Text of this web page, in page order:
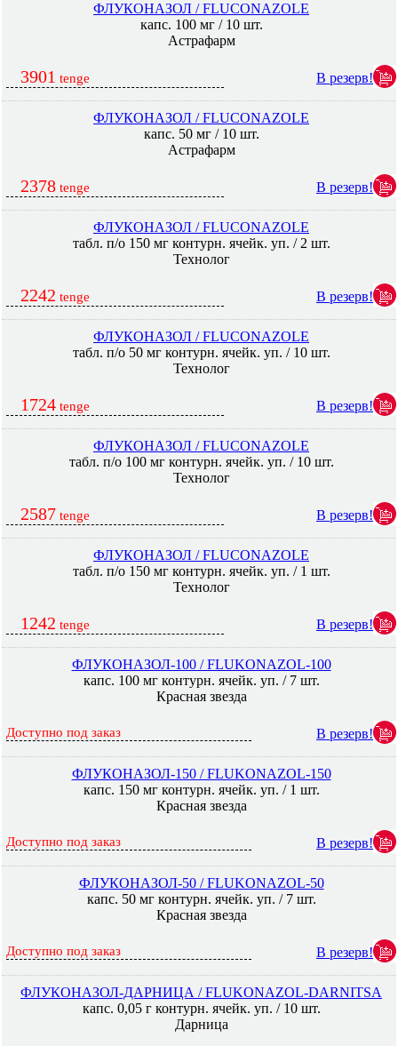
ФЛУКОНАЗОЛ / FLUCONAZOLE
капс. 100 мг / 10 шт.
Астрафарм
3901 tenge В резерв!
ФЛУКОНАЗОЛ / FLUCONAZOLE
капс. 50 мг / 10 шт.
Астрафарм
2378 tenge В резерв!
ФЛУКОНАЗОЛ / FLUCONAZOLE
табл. п/о 150 мг контурн. ячейк. уп. / 2 шт.
Технолог
2242 tenge В резерв!
ФЛУКОНАЗОЛ / FLUCONAZOLE
табл. п/о 50 мг контурн. ячейк. уп. / 10 шт.
Технолог
1724 tenge В резерв!
ФЛУКОНАЗОЛ / FLUCONAZOLE
табл. п/о 100 мг контурн. ячейк. уп. / 10 шт.
Технолог
2587 tenge В резерв!
ФЛУКОНАЗОЛ / FLUCONAZOLE
табл. п/о 150 мг контурн. ячейк. уп. / 1 шт.
Технолог
1242 tenge В резерв!
ФЛУКОНАЗОЛ-100 / FLUKONAZOL-100
капс. 100 мг контурн. ячейк. уп. / 7 шт.
Красная звезда
Доступно под заказ В резерв!
ФЛУКОНАЗОЛ-150 / FLUKONAZOL-150
капс. 150 мг контурн. ячейк. уп. / 1 шт.
Красная звезда
Доступно под заказ В резерв!
ФЛУКОНАЗОЛ-50 / FLUKONAZOL-50
капс. 50 мг контурн. ячейк. уп. / 7 шт.
Красная звезда
Доступно под заказ В резерв!
ФЛУКОНАЗОЛ-ДАРНИЦА / FLUKONAZOL-DARNITSA
капс. 0,05 г контурн. ячейк. уп. / 10 шт.
Дарница